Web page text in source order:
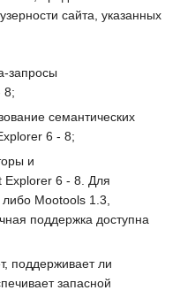
сайта, указанных
запросы
8;
семантических
6 - 8;
и
Explorer 6 - 8 . Для
либо Mootools 1.3
поддержка доступна
поддерживает ли
запасной